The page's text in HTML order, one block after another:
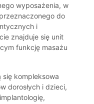
wyposażenia, w
do
i
znajduje się unit
funkcję masażu
się kompleksowa
dorosłych i dzieci,